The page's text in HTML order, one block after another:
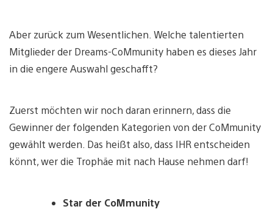
Aber zurück zum Wesentlichen. Welche talentierten
Mitglieder der Dreams-CoMmunity haben es dieses Jahr
in die engere Auswahl geschafft?
Zuerst möchten wir noch daran erinnern, dass die
Gewinner der folgenden Kategorien von der CoMmunity
gewählt werden. Das heißt also, dass IHR entscheiden
könnt, wer die Trophäe mit nach Hause nehmen darf!
Star der CoMmunity